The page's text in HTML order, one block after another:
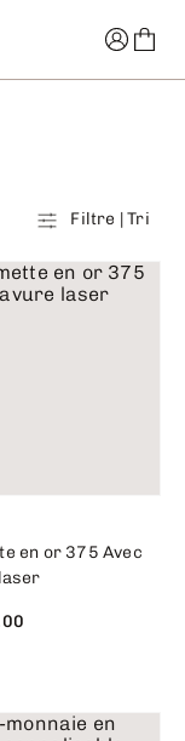
Filtre | Tri
en or 375 Avec